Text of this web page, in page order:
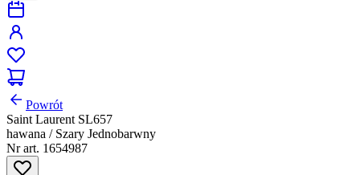
Powrót
Saint Laurent SL657
hawana / Szary Jednobarwny
Nr art. 1654987